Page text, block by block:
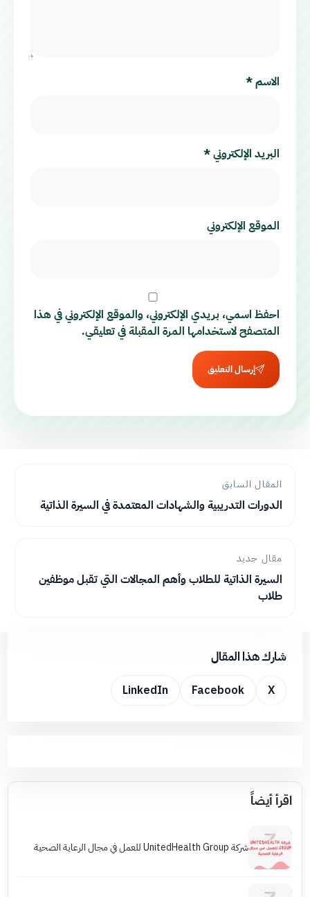
الاسم*
البريد الإلكتروني*
الموقع الإلكتروني
احفظ اسمي، بريدي الإلكتروني، والموقع الإلكتروني في هذا
المتصفح لاستخدامها المرة المقبلة في تعليقي.
إرسال التعليق
المقال السابق
الدورات التدريبية والشهادات المعتمدة في السيرة الذاتية
مقال جديد
السيرة الذاتية للطلاب وأهم المجالات التي تقبل موظفين
طلاب
شارك هذا المقال
X
Facebook
LinkedIn
اقرأ أيضاً
شركة UnitedHealth Group للعمل في مجال الرعاية الصحية